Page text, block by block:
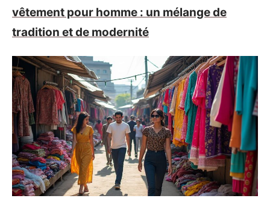
vêtement pour homme : un mélange de
tradition et de modernité